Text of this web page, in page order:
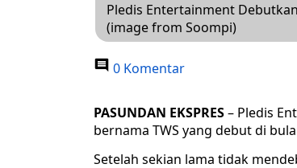
Pledis Entertainment
(image from Soompi)
0 Komentar
PASUNDAN EKSPRES– Pledis
bernama TWS yang debut di
Setelah sekian lama tidak